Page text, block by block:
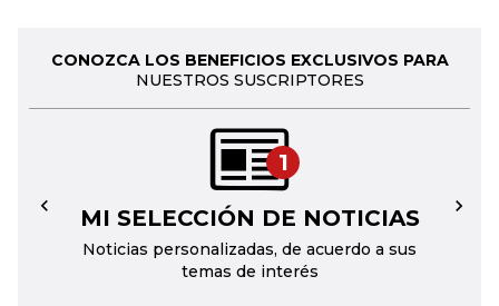
CONOZCA LOS BENEFICIOS EXCLUSIVOS PARA
NUESTROS SUSCRIPTORES
1
MI SELECCIÓN DE NOTICIAS
Noticias personalizadas, de acuerdo a sus
temas de interés
← →